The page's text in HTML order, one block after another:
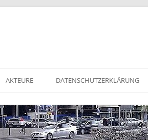
AKTEURE DATENSCHUTZERKLÄRUNG